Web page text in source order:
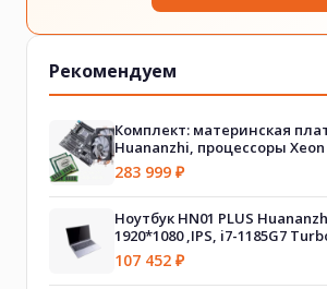
Рекомендуем
Комплект: материнская
Huananzhi, процессоры Xeon
(2шт.), оперативная память
(32GB x 8шт.), A700 Huananzhi
283 999 ₽
Ноутбук HN01 PLUS
1920*1080 ,IPS, i7-1185G7
32G DDR4 2666 RAM, 1T M.2
2 Gb
107 452 ₽